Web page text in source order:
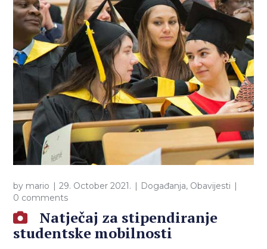
by mario 29. October 2021. Događanja, Obavijesti
0 comments
Natječaj za stipendiranje
studentske mobilnosti